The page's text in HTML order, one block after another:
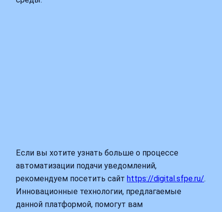
Если вы хотите узнать больше о процессе
автоматизации подачи уведомлений,
рекомендуем посетить сайт https://digital.sfpe.ru/.
Инновационные технологии, предлагаемые
данной платформой, помогут вам